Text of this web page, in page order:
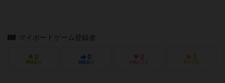
マイボードゲーム登録者
0
興味あり
0
経験あり
0
お気に入り
1
持ってる